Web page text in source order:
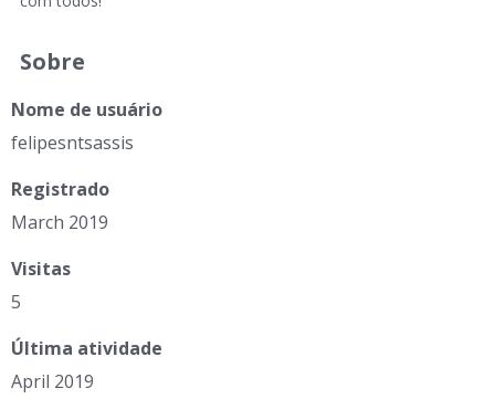
Sobre
Nome de usuário
felipesntsassis
Registrado
March 2019
Visitas
5
Última atividade
April 2019